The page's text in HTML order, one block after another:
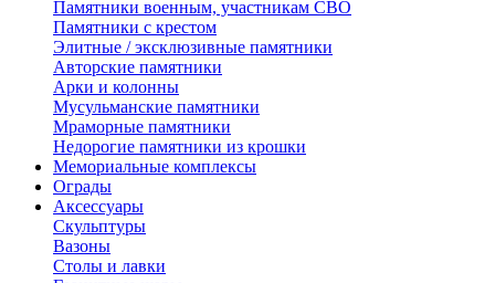
Памятники военным, участникам СВО
Памятники с крестом
Элитные / эксклюзивные памятники
Авторские памятники
Арки и колонны
Мусульманские памятники
Мраморные памятники
Недорогие памятники из крошки
Мемориальные комплексы
Ограды
Аксессуары
Скульптуры
Вазоны
Столы и лавки